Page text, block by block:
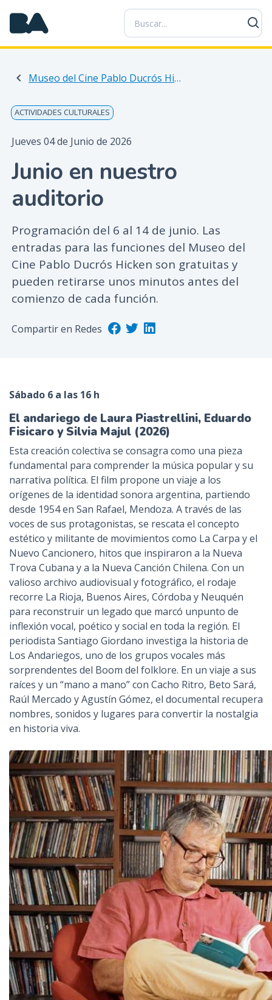
P
a
s
a
a
e
n
o
p
i
n
c
p
Museo del Cine Pablo Ducrós Hicken
ACTIVIDADES CULTURALES
Jueves 04 de Junio de 2026
Junio en nuestro
auditorio
Programación del 6 al 14 de junio. Las
entradas para las funciones del Museo del
Cine Pablo Ducrós Hicken son gratuitas y
pueden retirarse unos minutos antes del
comienzo de cada función.
Compartir en Redes
Sábado 6 a las 16 h
El andariego de Laura Piastrellini, Eduardo
Fisicaro y Silvia Majul (2026)
Esta creación colectiva se consagra como una pieza
fundamental para comprender la música popular y su
narrativa política. El film propone un viaje a los
orígenes de la identidad sonora argentina, partiendo
desde 1954 en San Rafael, Mendoza. A través de las
voces de sus protagonistas, se rescata el concepto
estético y militante de movimientos como La Carpa y el
Nuevo Cancionero, hitos que inspiraron a la Nueva
Trova Cubana y a la Nueva Canción Chilena. Con un
valioso archivo audiovisual y fotográfico, el rodaje
recorre La Rioja, Buenos Aires, Córdoba y Neuquén
para reconstruir un legado que marcó unpunto de
inflexión vocal, poético y social en toda la región. El
periodista Santiago Giordano investiga la historia de
Los Andariegos, uno de los grupos vocales más
sorprendentes del Boom del folklore. En un viaje a sus
raíces y un “mano a mano” con Cacho Ritro, Beto Sará,
Raúl Mercado y Agustín Gómez, el documental recupera
nombres, sonidos y lugares para convertir la nostalgia
en historia viva.